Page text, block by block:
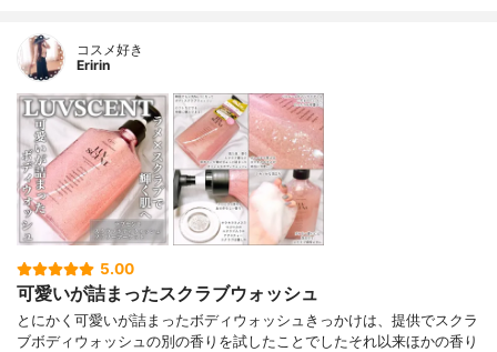
コスメ好き
Eririn
5.00
可愛いが詰まったスクラブウォッシュ
とにかく可愛いが詰まったボディウォッシュきっかけは、提供でスクラ
ブボディウォッシュの別の香りを試したことでしたそれ以来ほかの香り